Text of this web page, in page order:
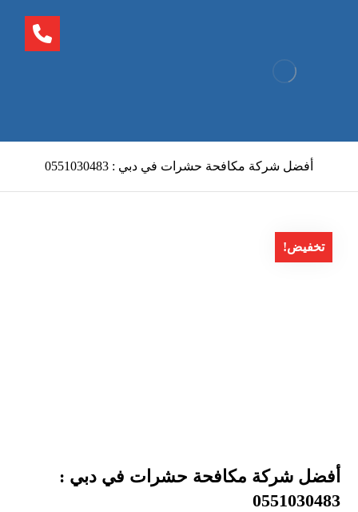
أفضل شركة مكافحة حشرات في دبي : 0551030483
تخفيض!
أفضل شركة مكافحة حشرات في دبي :
0551030483